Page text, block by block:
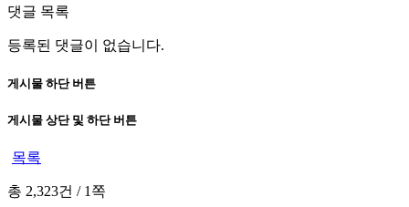
댓글 목록
등록된 댓글이 없습니다.
게시물 하단 버튼
게시물 상단 및 하단 버튼
목록
총 2,323건 /1쪽